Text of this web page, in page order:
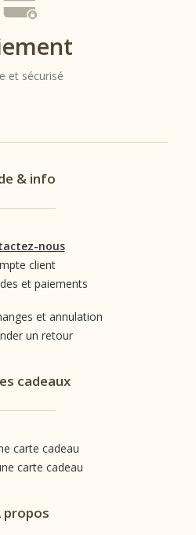
et sécurisé
& info
nous
client
et paiements
et annulation
un retour
cadeaux
carte cadeau
carte cadeau
propos